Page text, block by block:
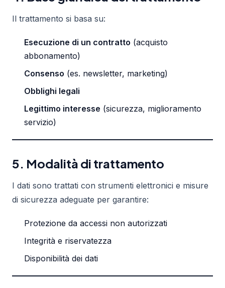
Il trattamento si basa su:
Esecuzione di un contratto (acquisto
abbonamento)
Consenso (es. newsletter, marketing)
Obblighi legali
Legittimo interesse (sicurezza, miglioramento
servizio)
5. Modalità di trattamento
I dati sono trattati con strumenti elettronici e misure
di sicurezza adeguate per garantire:
Protezione da accessi non autorizzati
Integrità e riservatezza
Disponibilità dei dati